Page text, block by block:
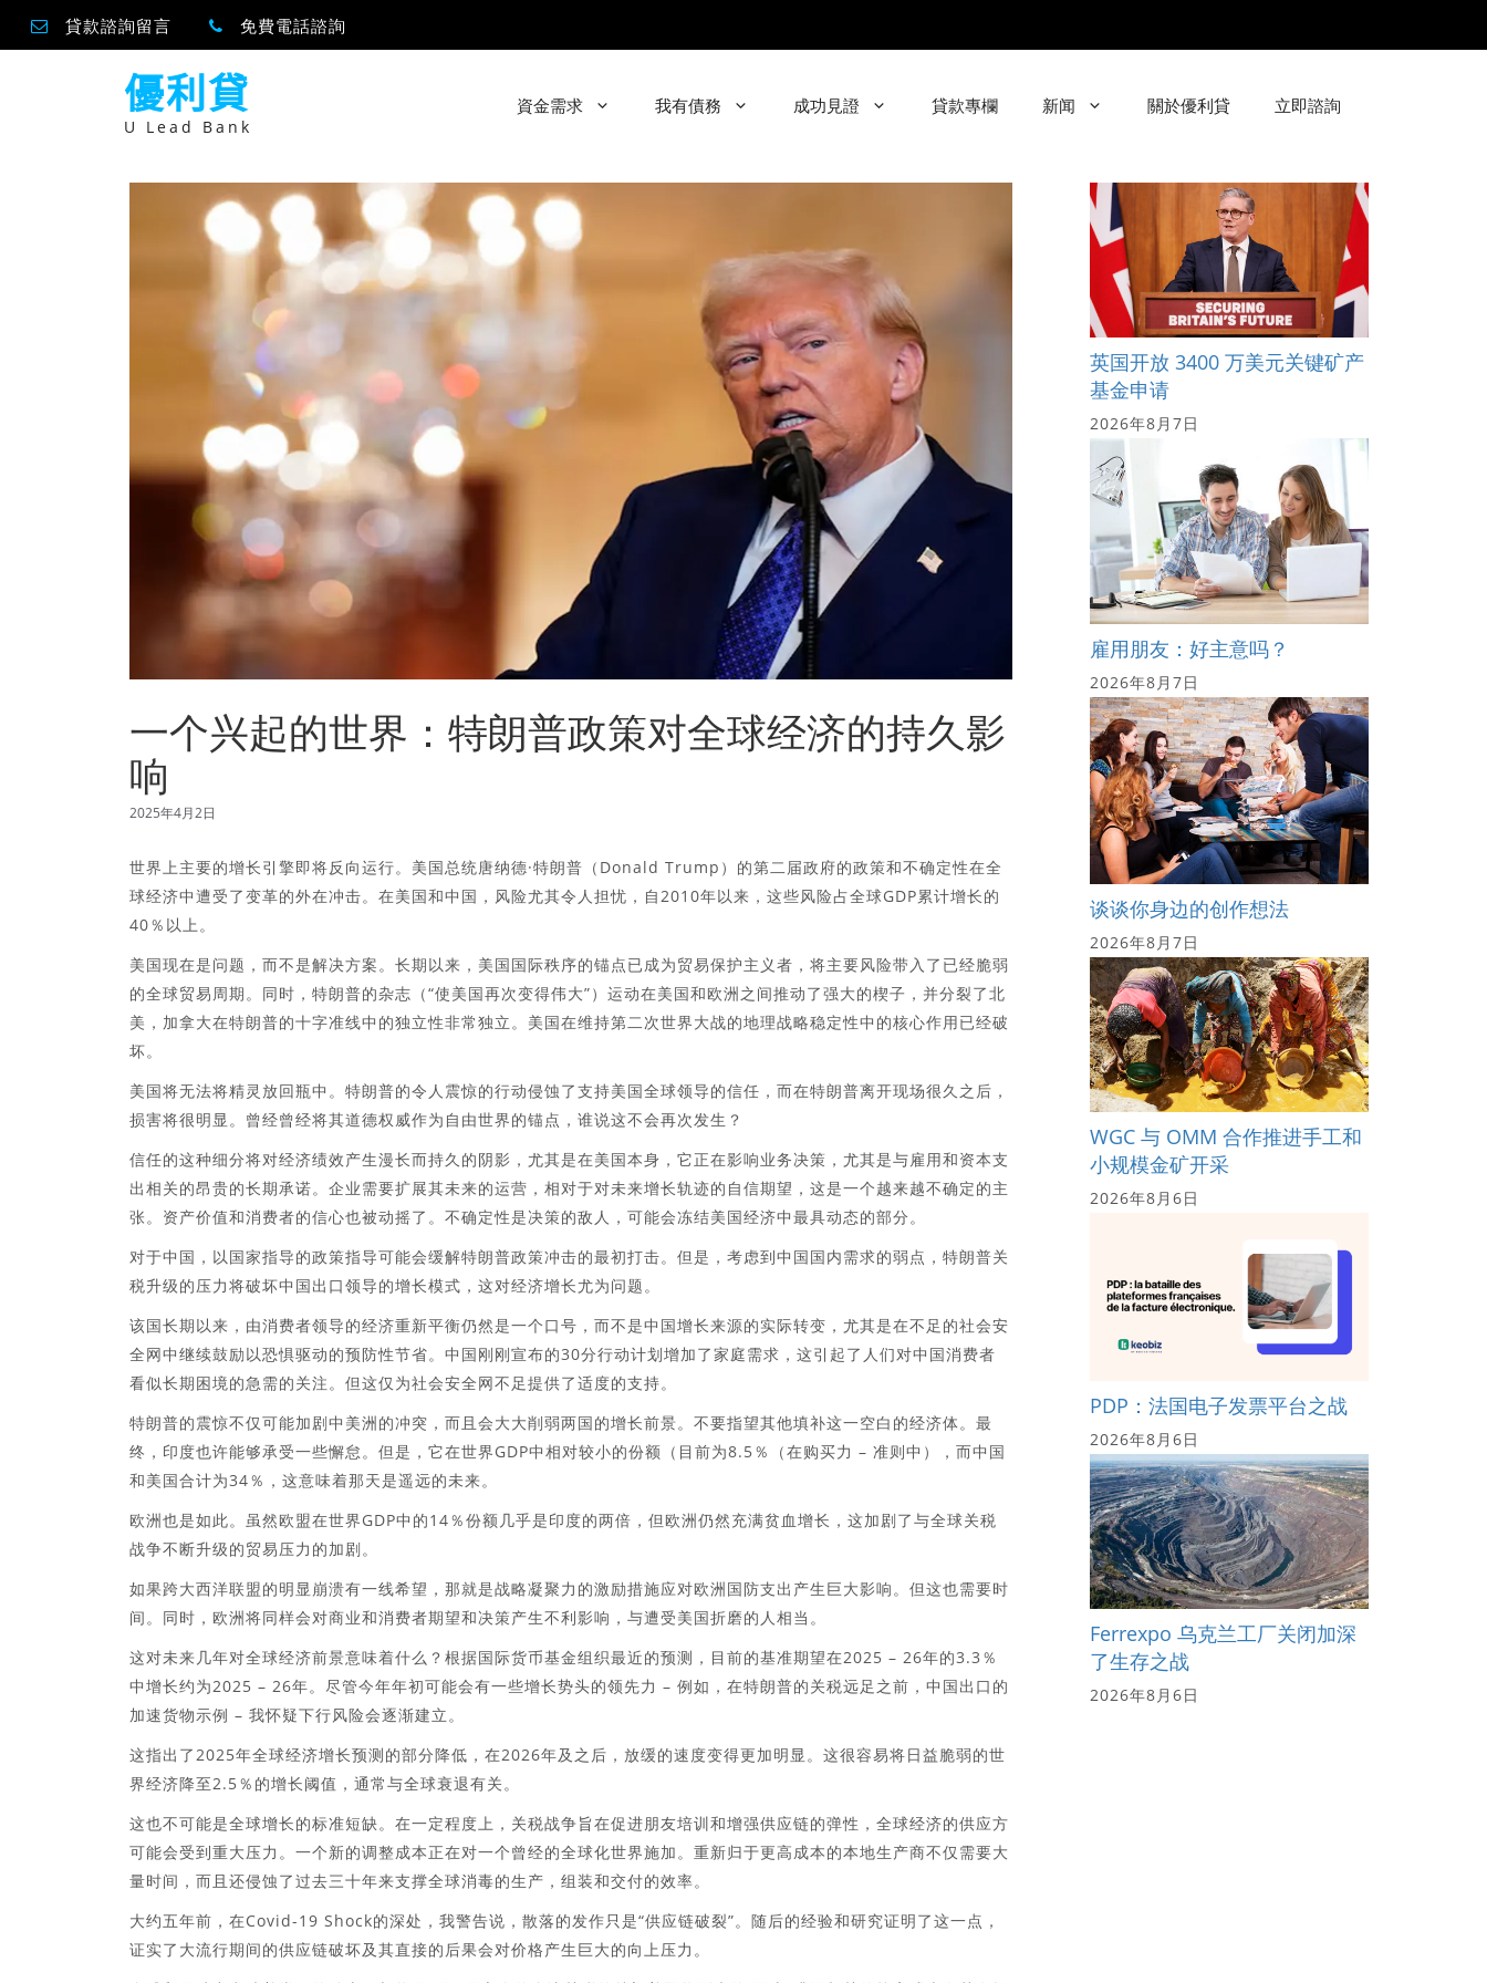
貸款諮詢留言 免費電話諮詢
優利貸
U Lead Bank
資金需求 我有債務 成功見證 貸款專欄 新闻 關於優利貸 立即諮詢
一个兴起的世界：特朗普政策对全球经济的持久影
响
2025年4月2日
世界上主要的增长引擎即将反向运行。美国总统唐纳德·特朗普（Donald Trump）的第二届政府的政策和不确定性在全
球经济中遭受了变革的外在冲击。在美国和中国，风险尤其令人担忧，自2010年以来，这些风险占全球GDP累计增长的
40％以上。
美国现在是问题，而不是解决方案。长期以来，美国国际秩序的锚点已成为贸易保护主义者，将主要风险带入了已经脆弱
的全球贸易周期。同时，特朗普的杂志（“使美国再次变得伟大”）运动在美国和欧洲之间推动了强大的楔子，并分裂了北
美，加拿大在特朗普的十字准线中的独立性非常独立。美国在维持第二次世界大战的地理战略稳定性中的核心作用已经破
坏。
美国将无法将精灵放回瓶中。特朗普的令人震惊的行动侵蚀了支持美国全球领导的信任，而在特朗普离开现场很久之后，
损害将很明显。曾经曾经将其道德权威作为自由世界的锚点，谁说这不会再次发生？
信任的这种细分将对经济绩效产生漫长而持久的阴影，尤其是在美国本身，它正在影响业务决策，尤其是与雇用和资本支
出相关的昂贵的长期承诺。企业需要扩展其未来的运营，相对于对未来增长轨迹的自信期望，这是一个越来越不确定的主
张。资产价值和消费者的信心也被动摇了。不确定性是决策的敌人，可能会冻结美国经济中最具动态的部分。
对于中国，以国家指导的政策指导可能会缓解特朗普政策冲击的最初打击。但是，考虑到中国国内需求的弱点，特朗普关
税升级的压力将破坏中国出口领导的增长模式，这对经济增长尤为问题。
该国长期以来，由消费者领导的经济重新平衡仍然是一个口号，而不是中国增长来源的实际转变，尤其是在不足的社会安
全网中继续鼓励以恐惧驱动的预防性节省。中国刚刚宣布的30分行动计划增加了家庭需求，这引起了人们对中国消费者
看似长期困境的急需的关注。但这仅为社会安全网不足提供了适度的支持。
特朗普的震惊不仅可能加剧中美洲的冲突，而且会大大削弱两国的增长前景。不要指望其他填补这一空白的经济体。最
终，印度也许能够承受一些懈怠。但是，它在世界GDP中相对较小的份额（目前为8.5％（在购买力 – 准则中），而中国
和美国合计为34％，这意味着那天是遥远的未来。
欧洲也是如此。虽然欧盟在世界GDP中的14％份额几乎是印度的两倍，但欧洲仍然充满贫血增长，这加剧了与全球关税
战争不断升级的贸易压力的加剧。
如果跨大西洋联盟的明显崩溃有一线希望，那就是战略凝聚力的激励措施应对欧洲国防支出产生巨大影响。但这也需要时
间。同时，欧洲将同样会对商业和消费者期望和决策产生不利影响，与遭受美国折磨的人相当。
这对未来几年对全球经济前景意味着什么？根据国际货币基金组织最近的预测，目前的基准期望在2025 – 26年的3.3％
中增长约为2025 – 26年。尽管今年年初可能会有一些增长势头的领先力 – 例如，在特朗普的关税远足之前，中国出口的
加速货物示例 – 我怀疑下行风险会逐渐建立。
这指出了2025年全球经济增长预测的部分降低，在2026年及之后，放缓的速度变得更加明显。这很容易将日益脆弱的世
界经济降至2.5％的增长阈值，通常与全球衰退有关。
这也不可能是全球增长的标准短缺。在一定程度上，关税战争旨在促进朋友培训和增强供应链的弹性，全球经济的供应方
可能会受到重大压力。一个新的调整成本正在对一个曾经的全球化世界施加。重新归于更高成本的本地生产商不仅需要大
量时间，而且还侵蚀了过去三十年来支撑全球消毒的生产，组装和交付的效率。
大约五年前，在Covid-19 Shock的深处，我警告说，散落的发作只是“供应链破裂”。随后的经验和研究证明了这一点，
证实了大流行期间的供应链破坏及其直接的后果会对价格产生巨大的向上压力。
英国开放 3400 万美元关键矿产
基金申请
2026年8月7日
雇用朋友：好主意吗？
2026年8月7日
谈谈你身边的创作想法
2026年8月7日
WGC 与 OMM 合作推进手工和
小规模金矿开采
2026年8月6日
PDP：法国电子发票平台之战
2026年8月6日
Ferrexpo 乌克兰工厂关闭加深
了生存之战
2026年8月6日